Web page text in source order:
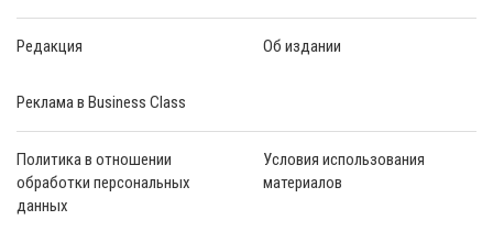
Редакция Об издании
Реклама в Business Class
Политика в отношении
обработки персональных
данных
Условия использования
материалов